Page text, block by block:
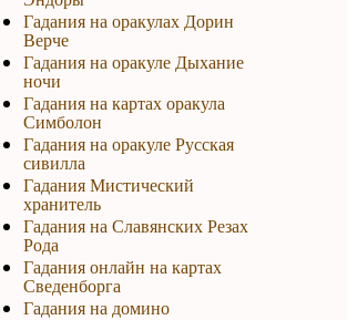
Гадания на оракулах Дорин
Верче
Гадания на оракуле Дыхание
ночи
Гадания на картах оракула
Симболон
Гадания на оракуле Русская
сивилла
Гадания Мистический
хранитель
Гадания на Славянских Резах
Рода
Гадания онлайн на картах
Сведенборга
Гадания на домино